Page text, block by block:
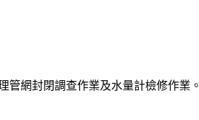
網封閉調查作業及水量計檢修作業。